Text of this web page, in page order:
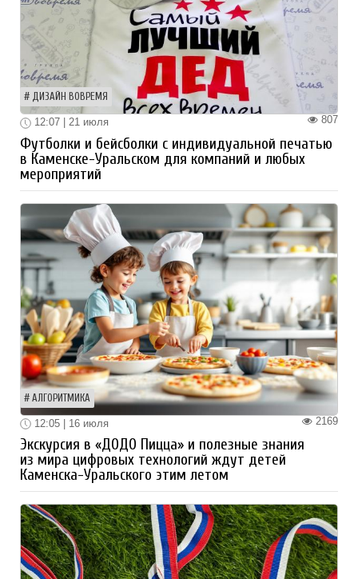
ДИЗАЙН ВОВРЕМЯ
807
12:07 | 21 июля
Футболки и бейсболки с индивидуальной печатью
в Каменске-Уральском для компаний и любых
мероприятий
АЛГОРИТМИКА
2169
12:05 | 16 июля
Экскурсия в «ДОДО Пицца» и полезные знания
из мира цифровых технологий ждут детей
Каменска-Уральского этим летом